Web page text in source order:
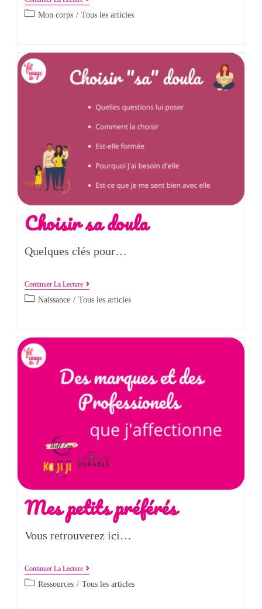
Mon corps / Tous les articles
Choisir sa doula
Quelques clés pour…
Continuer La Lecture
Naissance / Tous les articles
Mes petits préférés
Vous retrouverez ici…
Continuer La Lecture
Ressources / Tous les articles